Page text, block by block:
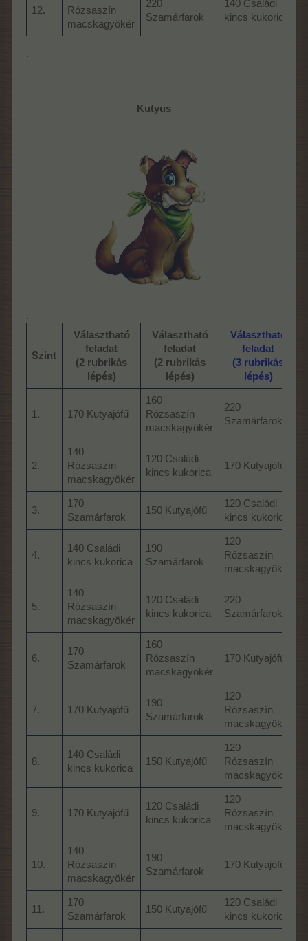
12.
Rózsaszín
macskagyökér
220
Szamárfarok
140 Családi
kincs kukorica
.
Kutyus
.
Szint
Választható
feladat
(2 rubrikás
lépés)
Választható
feladat
(2 rubrikás
lépés)
Választható
feladat
(3 rubrikás
lépés)
1. 170 Kutyajófű
160
Rózsaszín
macskagyökér
220
Szamárfarok
2.
140
Rózsaszín
macskagyökér
120 Családi
kincs kukorica
170 Kutyajófű
3.
170
Szamárfarok
150 Kutyajófű
120 Családi
kincs kukorica
4.
140 Családi
kincs kukorica
190
Szamárfarok
120
Rózsaszín
macskagyökér
5.
140
Rózsaszín
macskagyökér
120 Családi
kincs kukorica
220
Szamárfarok
6.
170
Szamárfarok
160
Rózsaszín
macskagyökér
170 Kutyajófű
7. 170 Kutyajófű
190
Szamárfarok
120
Rózsaszín
macskagyökér
8.
140 Családi
kincs kukorica
150 Kutyajófű
120
Rózsaszín
macskagyökér
9. 170 Kutyajófű
120 Családi
kincs kukorica
120
Rózsaszín
macskagyökér
10.
140
Rózsaszín
macskagyökér
190
Szamárfarok
170 Kutyajófű
11.
170
Szamárfarok
150 Kutyajófű
120 Családi
kincs kukorica